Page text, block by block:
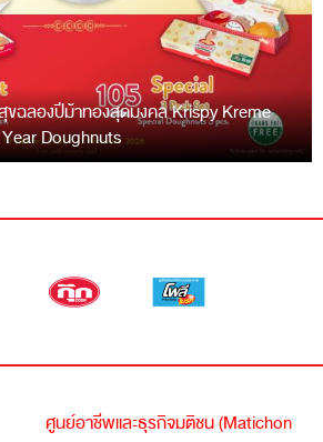
ฉลองปีม้าทองสุดมงคล Krispy Kreme
Doughnuts
ศูนย์อาชีพและธุรกิจมติชน (Matichon